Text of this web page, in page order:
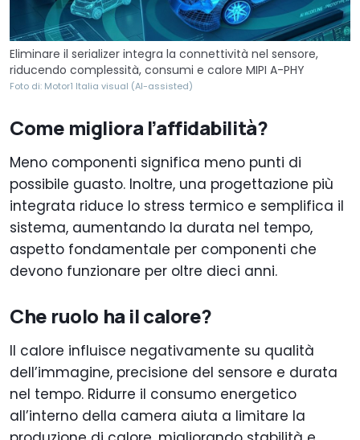
Eliminare il serializer integra la connettività nel sensore,
riducendo complessità, consumi e calore MIPI A-PHY
Foto di: Motor1 Italia visual (AI-assisted)
Come migliora l’affidabilità?
Meno componenti significa meno punti di
possibile guasto. Inoltre, una progettazione più
integrata riduce lo stress termico e semplifica il
sistema, aumentando la durata nel tempo,
aspetto fondamentale per componenti che
devono funzionare per oltre dieci anni.
Che ruolo ha il calore?
Il calore influisce negativamente su qualità
dell’immagine, precisione del sensore e durata
nel tempo. Ridurre il consumo energetico
all’interno della camera aiuta a limitare la